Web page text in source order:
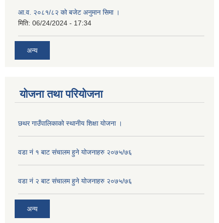
आ.व. २०८१/८२ को बजेट अनुमान सिमा ।
मिति: 06/24/2024 - 17:34
अन्य
योजना तथा परियोजना
छथर गाउँपालिकाको स्थानीय शिक्षा योजना ।
वडा नं १ बाट संचालम हुने योजनाहरु २०७५/७६
वडा नं २ बाट संचालम हुने योजनाहरु २०७५/७६
अन्य